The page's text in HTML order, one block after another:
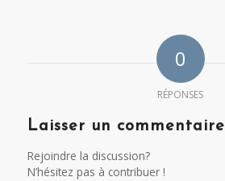
0
RÉPONSES
Laisser un commentaire
Rejoindre la discussion?
N’hésitez pas à contribuer !